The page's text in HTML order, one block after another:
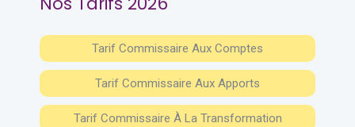
Tarif Commissaire Aux Comptes
Tarif Commissaire Aux Apports
Tarif Commissaire À La Transformation